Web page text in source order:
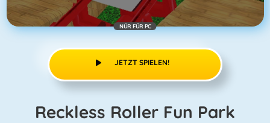
NÜR FÜR PC
JETZT SPIELEN!
Reckless Roller Fun Park